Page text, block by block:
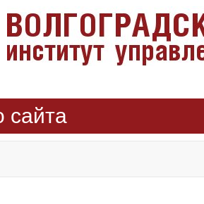
сайта